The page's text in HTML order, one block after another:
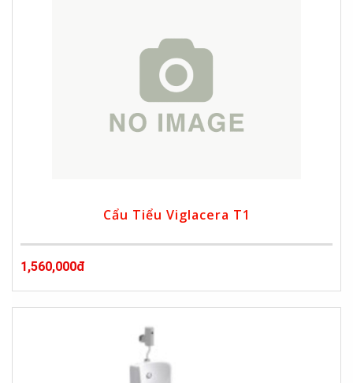
Cẩu Tiểu Viglacera T1
1,560,000đ